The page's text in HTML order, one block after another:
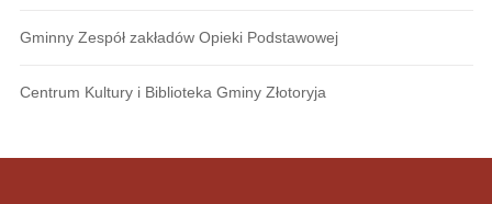
Gminny Zespół zakładów Opieki Podstawowej
Centrum Kultury i Biblioteka Gminy Złotoryja